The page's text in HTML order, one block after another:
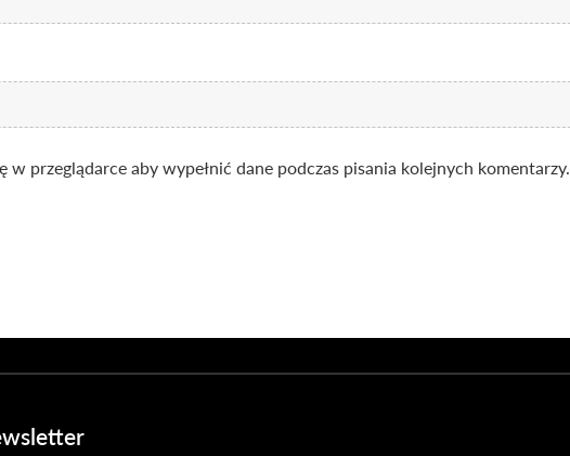
przeglądarce aby wypełnić dane podczas pisania kolejnych komentarzy.